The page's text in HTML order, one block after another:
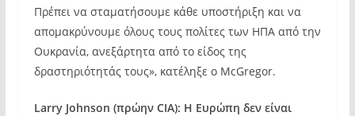
Πρέπει να σταματήσουμε κάθε υποστήριξη και να
απομακρύνουμε όλους τους πολίτες των ΗΠΑ από την
Ουκρανία, ανεξάρτητα από το είδος της
δραστηριότητάς τους», κατέληξε ο McGregor.
Larry Johnson (πρώην CIA): Η Ευρώπη δεν είναι